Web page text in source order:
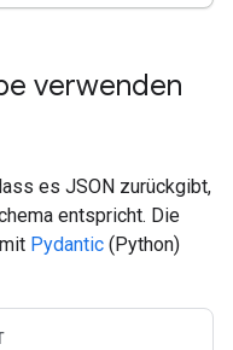
verwenden
es JSON zurückgibt,
entspricht. Die
Pydantic (Python)